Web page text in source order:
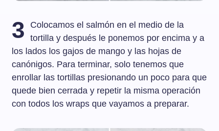
3
Colocamos el salmón en el medio de la
tortilla y después le ponemos por encima y a
los lados los gajos de mango y las hojas de
canónigos. Para terminar, solo tenemos que
enrollar las tortillas presionando un poco para que
quede bien cerrada y repetir la misma operación
con todos los wraps que vayamos a preparar.